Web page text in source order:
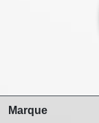
Marque